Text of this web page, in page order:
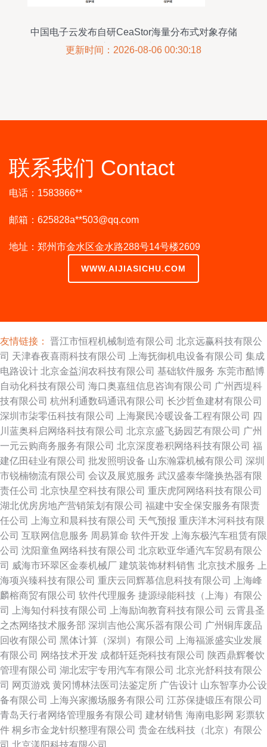
中国电子云发布自研CeaStor海量分布式对象存储
开启数据处理新纪元
更新时间：2026-08-06 00:30:18
联系我们 Contact
电话：1583866**
邮箱：625828a**503@qq.com
地址：郑州市金水区金水路288号14号楼2609
WWW.AIJIASICHU.COM
友情链接： 晋江市恒程机械制造有限公司 北京远赢科技有限公
司 天津春夜喜雨科技有限公司 上海抚御机电设备有限公司 集成
电路设计 北京金益润农科技有限公司 基础软件服务 东莞市酷博
自动化科技有限公司 海口奥嘉纽信息咨询有限公司 广州西堤科
技有限公司 杭州利通数码通讯有限公司 长沙哲鱼建材有限公司
深圳市柒零伍科技有限公司
上海聚民冷暖设备工程有限公司
四
川蓝奥科启网络科技有限公司 北京京盛飞扬园艺有限公司 广州
一元云购商务服务有限公司 北京深度卷积网络科技有限公司 福
建亿田硅业有限公司 批发照明设备 山东瀚霖机械有限公司 深圳
市锐楠物流有限公司 会议及展览服务 武汉盛泰华隆换热器有限
责任公司 北京快星空科技有限公司 重庆虎阿网络科技有限公司
湖北优房房地产营销策划有限公司 福建中安全保安服务有限责
任公司
上海立和晨科技有限公司 天气预报 重庆洋木河科技有限
公司 互联网信息服务 周易算命 软件开发
上海东极汽车租赁有限
公司 沈阳童鱼网络科技有限公司 北京欧亚华通汽车贸易有限公
司 威海市环翠区金泰机械厂 建筑装饰材料销售 北京技术服务
上
海项兴臻科技有限公司 重庆云同辉慕信息科技有限公司
上海峰
麟榕商贸有限公司 软件代理服务 捷源绿能科技（上海）有限公
司
上海知付科技有限公司 上海励询教育科技有限公司 云霄县圣
之杰网络技术服务部 深圳吉他公寓乐器有限公司 广州铜库废品
回收有限公司 黑体计算（深圳）有限公司
上海福派盛实业发展
有限公司 网络技术开发 成都轩廷尧科技有限公司 陕西鼎辉餐饮
管理有限公司 湖北宏宇专用汽车有限公司 北京光舒科技有限公
司 网页游戏 黄冈博林法医司法鉴定所 广告设计 山东智享办公设
备有限公司
上海兴家搬场服务有限公司 江苏保捷锻压有限公司
青岛天行者网络管理服务有限公司 建材销售 海南电影网 彩票软
件 桐乡市金龙针织整理有限公司 贵金在线科技（北京）有限公
司 北京漾阳科技有限公司